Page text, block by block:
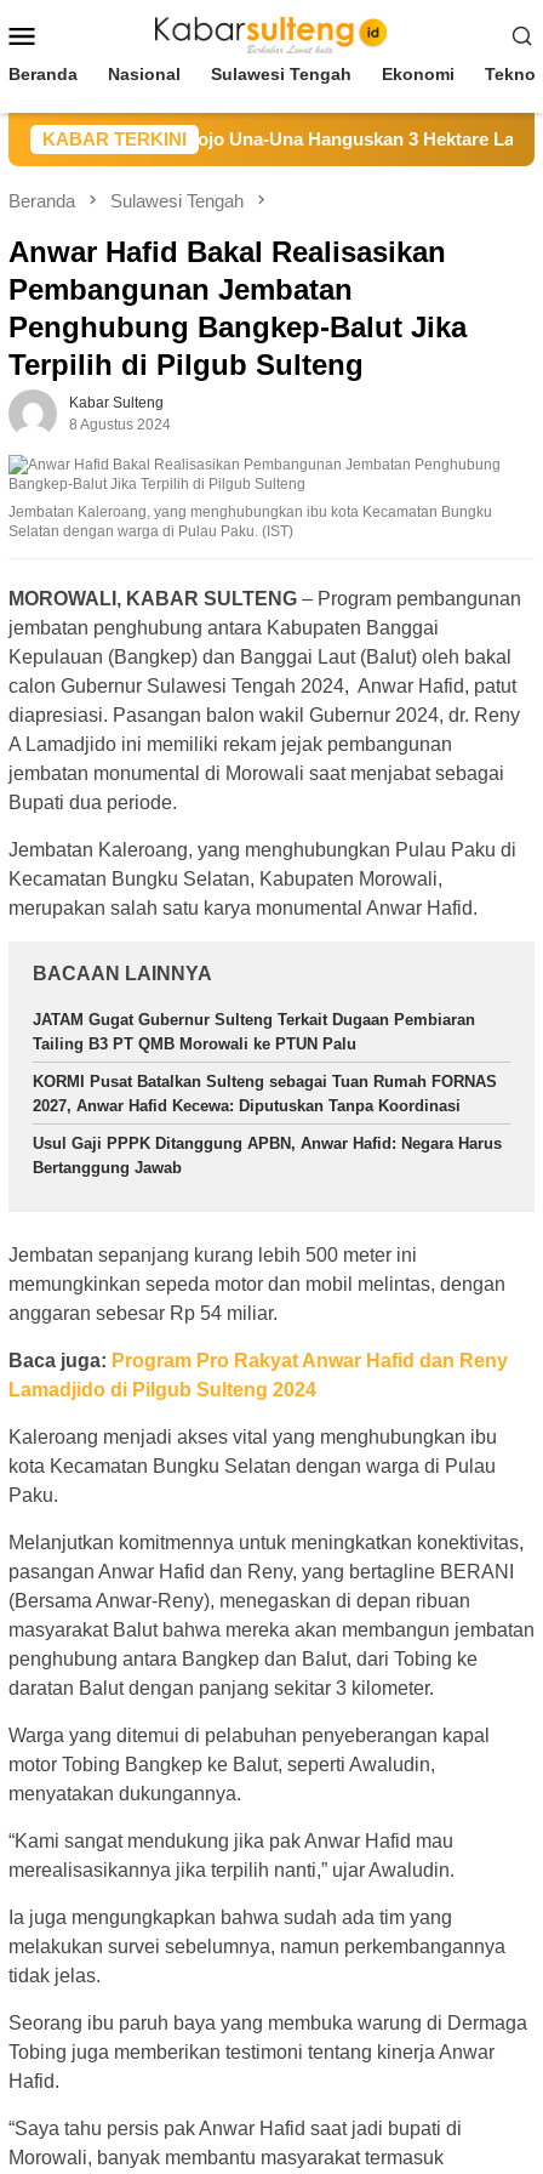
ke
Mobile
Beranda Nasional Sulawesi Tengah Ekonomi
KABAR TERKINI
di Longge Tojo Una-Una Hanguskan 3 Hektare Lahan
Beranda Sulawesi Tengah
Anwar Hafid Bakal Realisasikan
Pembangunan Jembatan
Penghubung Bangkep-Balut Jika
Terpilih di Pilgub Sulteng
Kabar Sulteng
8 Agustus 2024
Jembatan Kaleroang, yang menghubungkan ibu kota Kecamatan Bungku
Selatan dengan warga di Pulau Paku. (IST)
MOROWALI, KABAR SULTENG – Program pembangunan
jembatan penghubung antara Kabupaten Banggai
Kepulauan (Bangkep) dan Banggai Laut (Balut) oleh bakal
calon Gubernur Sulawesi Tengah 2024, Anwar Hafid, patut
diapresiasi. Pasangan balon wakil Gubernur 2024, dr. Reny
A Lamadjido ini memiliki rekam jejak pembangunan
jembatan monumental di Morowali saat menjabat sebagai
Bupati dua periode.
Jembatan Kaleroang, yang menghubungkan Pulau Paku di
Kecamatan Bungku Selatan, Kabupaten Morowali,
merupakan salah satu karya monumental Anwar Hafid.
BACAAN LAINNYA
JATAM Gugat Gubernur Sulteng Terkait Dugaan Pembiaran
Tailing B3 PT QMB Morowali ke PTUN Palu
KORMI Pusat Batalkan Sulteng sebagai Tuan Rumah FORNAS
2027, Anwar Hafid Kecewa: Diputuskan Tanpa Koordinasi
Usul Gaji PPPK Ditanggung APBN, Anwar Hafid: Negara Harus
Bertanggung Jawab
Jembatan sepanjang kurang lebih 500 meter ini
memungkinkan sepeda motor dan mobil melintas, dengan
anggaran sebesar Rp 54 miliar.
Baca juga: Program Pro Rakyat Anwar Hafid dan Reny
Lamadjido di Pilgub Sulteng 2024
Kaleroang menjadi akses vital yang menghubungkan ibu
kota Kecamatan Bungku Selatan dengan warga di Pulau
Paku.
Melanjutkan komitmennya untuk meningkatkan konektivitas,
pasangan Anwar Hafid dan Reny, yang bertagline BERANI
(Bersama Anwar-Reny), menegaskan di depan ribuan
masyarakat Balut bahwa mereka akan membangun jembatan
penghubung antara Bangkep dan Balut, dari Tobing ke
daratan Balut dengan panjang sekitar 3 kilometer.
Warga yang ditemui di pelabuhan penyeberangan kapal
motor Tobing Bangkep ke Balut, seperti Awaludin,
menyatakan dukungannya.
“Kami sangat mendukung jika pak Anwar Hafid mau
merealisasikannya jika terpilih nanti,” ujar Awaludin.
Ia juga mengungkapkan bahwa sudah ada tim yang
melakukan survei sebelumnya, namun perkembangannya
tidak jelas.
Seorang ibu paruh baya yang membuka warung di Dermaga
Tobing juga memberikan testimoni tentang kinerja Anwar
Hafid.
“Saya tahu persis pak Anwar Hafid saat jadi bupati di
Morowali, banyak membantu masyarakat termasuk